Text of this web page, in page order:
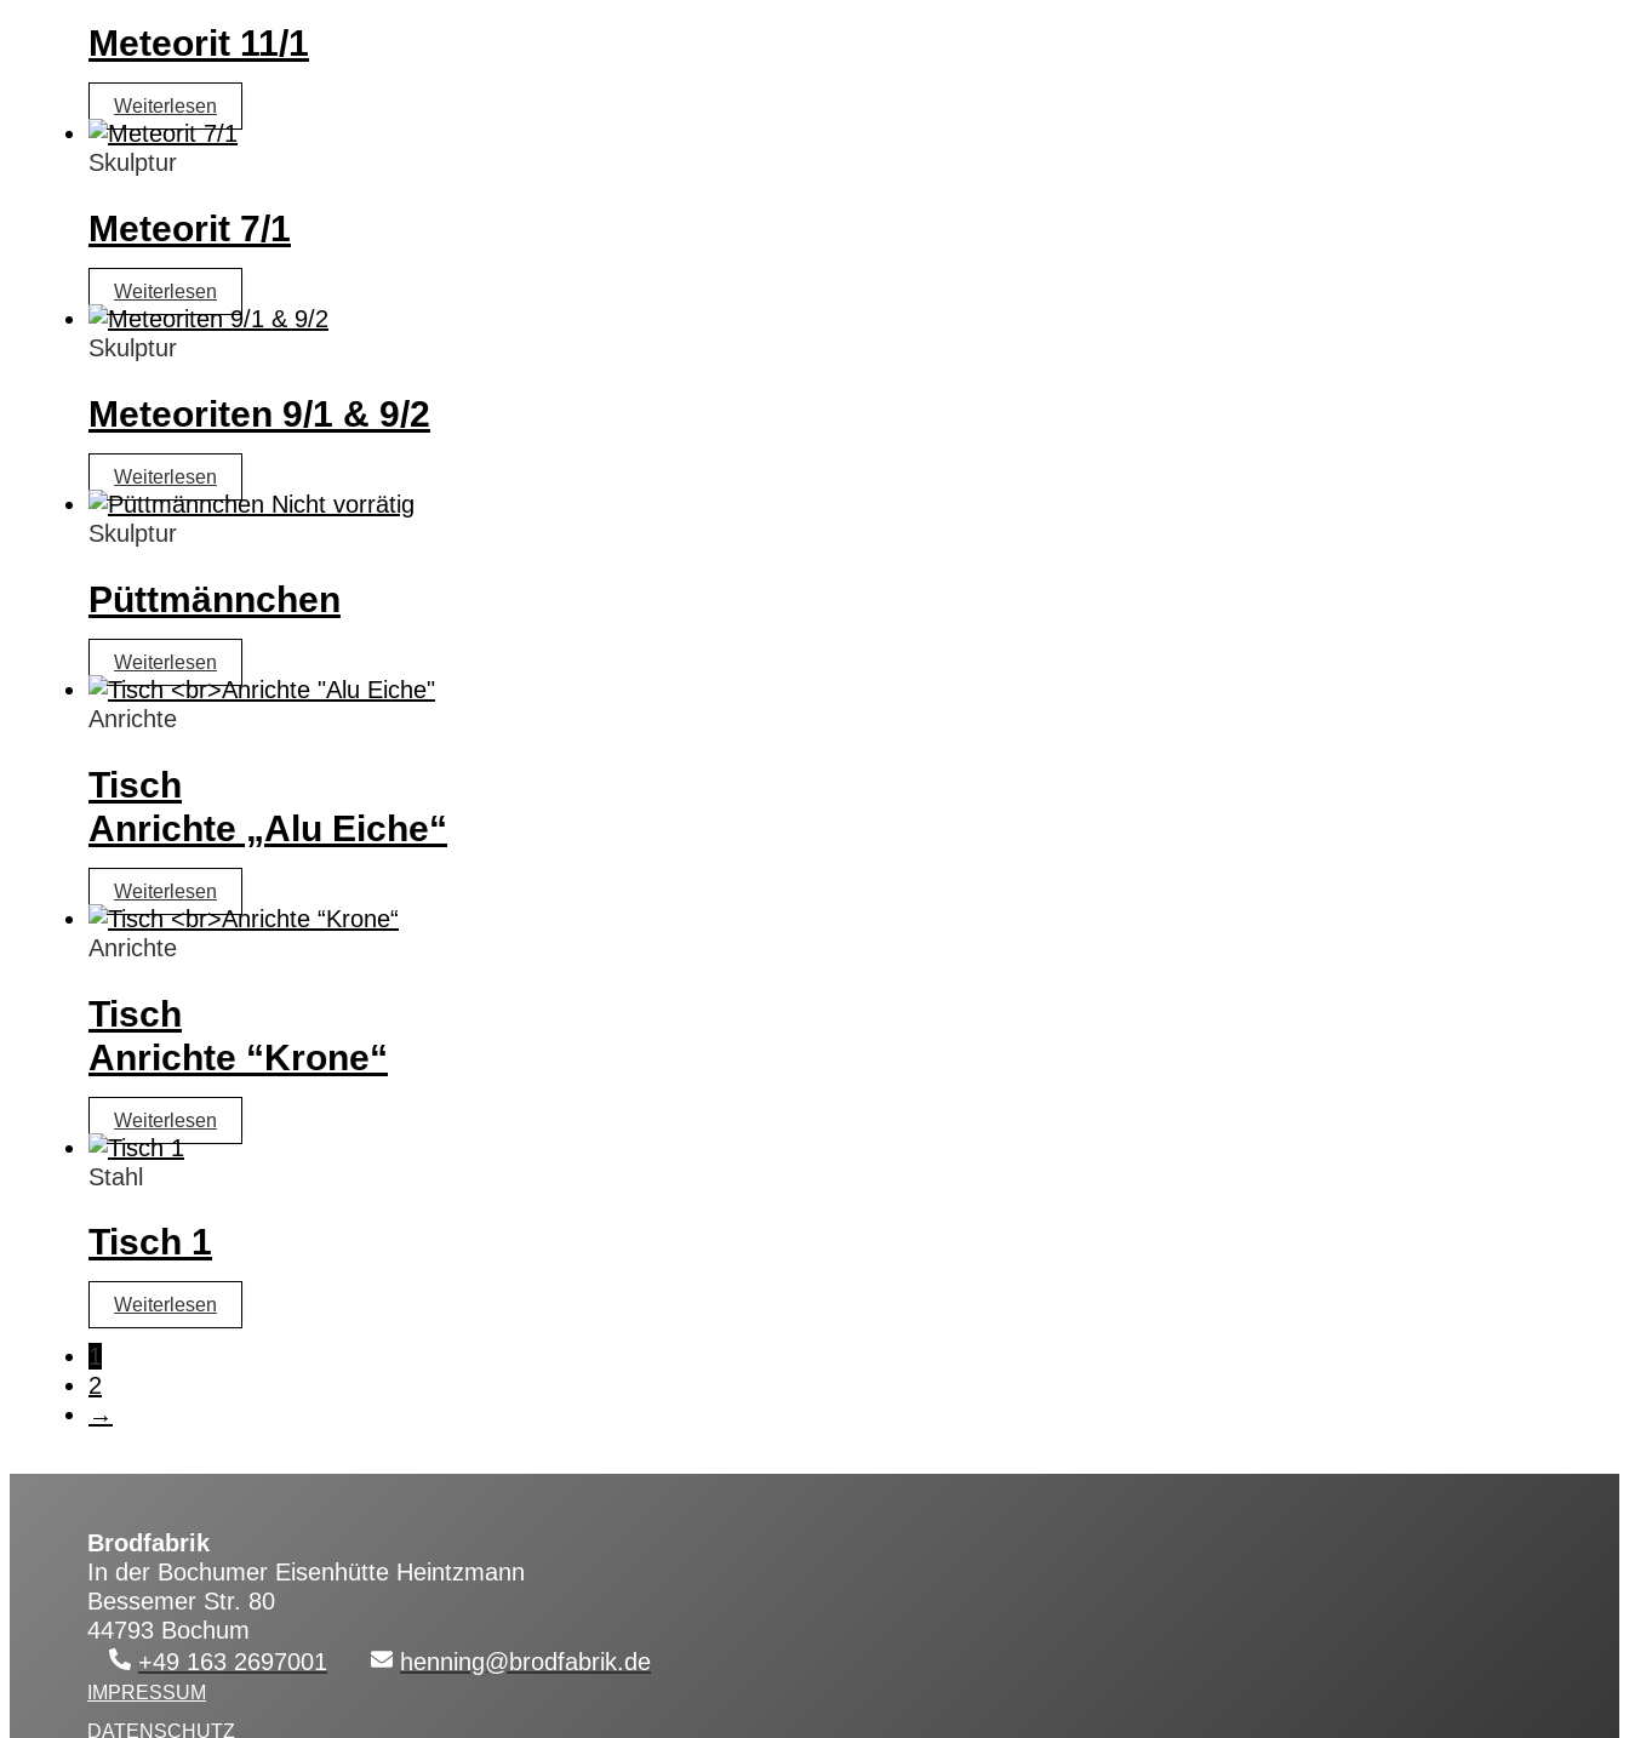
Meteorit 11/1
Weiterlesen
Skulptur
Meteorit 7/1
Weiterlesen
Skulptur
Meteoriten 9/1 & 9/2
Weiterlesen
Nicht vorrätig
Skulptur
Püttmännchen
Weiterlesen
Anrichte
Tisch
Anrichte „Alu Eiche“
Weiterlesen
Anrichte
Tisch
Anrichte “Krone“
Weiterlesen
Stahl
Tisch 1
Weiterlesen
1
2
→
Brodfabrik
In der Bochumer Eisenhütte Heintzmann
Bessemer Str. 80
44793 Bochum
+49 163 2697001
henning@brodfabrik.de
IMPRESSUM
DATENSCHUTZ